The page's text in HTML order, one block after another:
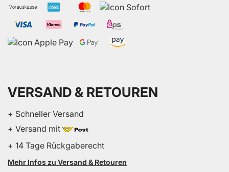
VERSAND & RETOUREN
+ Schneller Versand
+ Versand mit
+ 14 Tage Rückgaberecht
Mehr Infos zu Versand & Retouren